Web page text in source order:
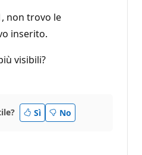
non trovo le
inserito.
visibili?
Sì No